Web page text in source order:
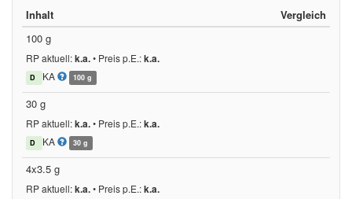
Inhalt
Vergleich
100 g
RP aktuell:k.a.• Preis p.E.:k.a.
D KA 100 g
30 g
RP aktuell:k.a.• Preis p.E.:k.a.
D KA 30 g
4x3.5 g
RP aktuell:k.a.• Preis p.E.:k.a.